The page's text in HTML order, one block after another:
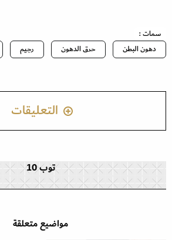
سمات :
دهون البطن
حرق الدهون رجيم
التعليقات
توب 10
مواضيع متعلقة